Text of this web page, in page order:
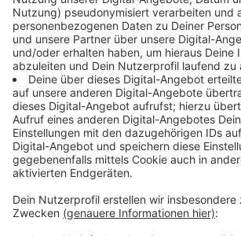
dort während des Starkregens im
Ab Montag in zwei Wochen (14.02.)
Landesstraße 439 dann teilweise
etwa zwei Monate. Dabei soll eine
Umleitung über die L438 bis ins
hinein und von dort durch die
B224 führen.
Anzeige